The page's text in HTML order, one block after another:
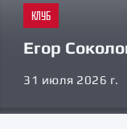
КЛУБ
Егор
31 июля 2026 г.